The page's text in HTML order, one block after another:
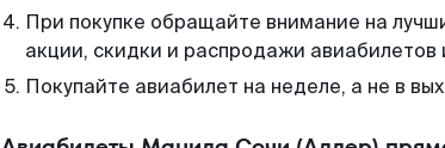
При покупке обращайте внимание на
акции, скидки и распродажи авиабилетов
Покупайте авиабилет на неделе, а не в